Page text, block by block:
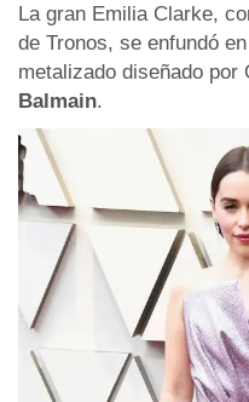
La gran Emilia Clarke,
de Tronos, se enfundó
metalizado diseñado por
Balmain.